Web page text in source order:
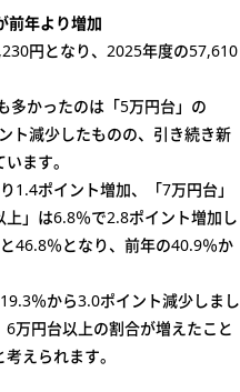
前年より増加
円となり、2025年度の57,610
多かったのは「5万円台」の
ト減少したものの、引き続き新
ます。
1.4ポイント増加、「7万円台」
」は6.8％で2.8ポイント増加し
46.8％となり、前年の40.9％か
％から3.0ポイント減少しまし
万円台以上の割合が増えたこと
えられます。